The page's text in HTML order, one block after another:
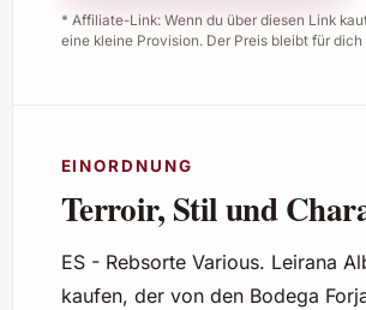
* Affiliate-Link: Wenn du über diesen Link
eine kleine Provision. Der Preis bleibt für dich
EINORDNUNG
Terroir, Stil und
ES - Rebsorte Various. Leirana
kaufen, der von den Bodega